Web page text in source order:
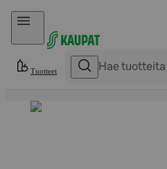
Hyppää sisältöön
Tuotteet